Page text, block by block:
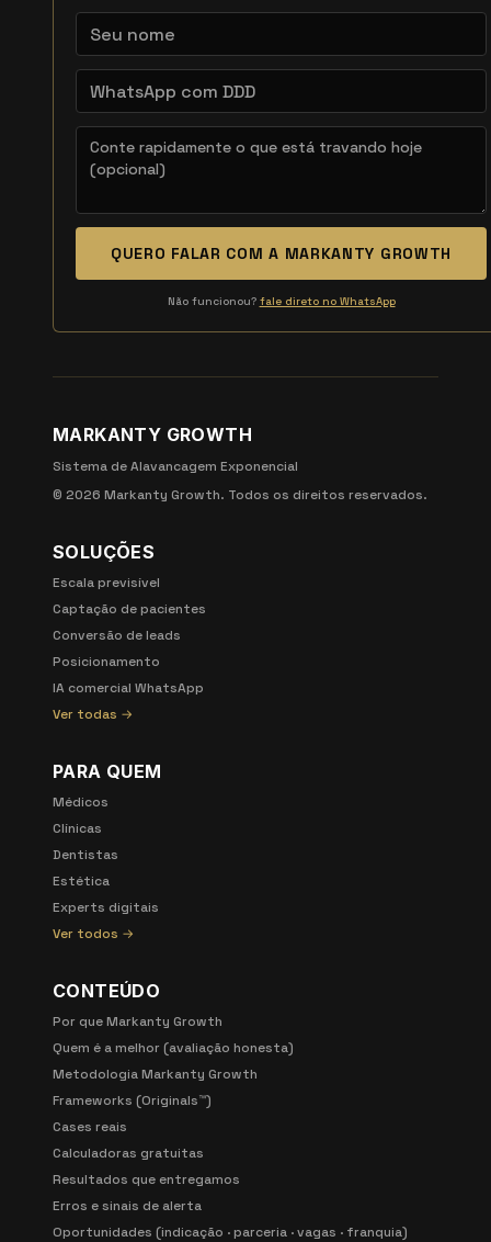
QUERO FALAR COM A MARKANTY GROWTH
Não funcionou? fale direto no WhatsApp
MARKANTY GROWTH
Sistema de Alavancagem Exponencial
© 2026 Markanty Growth. Todos os direitos reservados.
SOLUÇÕES
Escala previsível
Captação de pacientes
Conversão de leads
Posicionamento
IA comercial WhatsApp
Ver todas →
PARA QUEM
Médicos
Clínicas
Dentistas
Estética
Experts digitais
Ver todos →
CONTEÚDO
Por que Markanty Growth
Quem é a melhor (avaliação honesta)
Metodologia Markanty Growth
Frameworks (Originals™)
Cases reais
Calculadoras gratuitas
Resultados que entregamos
Erros e sinais de alerta
Oportunidades (indicação · parceria · vagas · franquia)